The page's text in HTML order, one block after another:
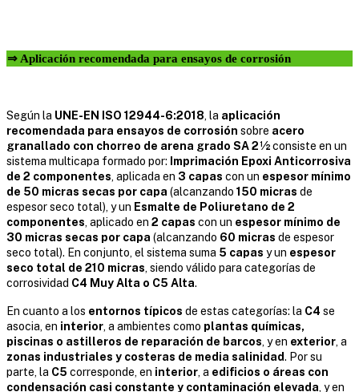
⇒ Aplicación recomendada para ensayos de corrosión
Según la UNE-EN ISO 12944-6:2018, la aplicación
recomendada para ensayos de corrosión sobre acero
granallado con chorreo de arena grado SA 2½consiste en un
sistema multicapa formado por: Imprimación Epoxi Anticorrosiva
de 2 componentes, aplicada en 3 capas con un espesor mínimo
de 50 micras secas por capa (alcanzando 150 micras de
espesor seco total), y un Esmalte de Poliuretano de 2
componentes, aplicado en 2 capas con un espesor mínimo de
30 micras secas por capa (alcanzando 60 micras de espesor
seco total). En conjunto, el sistema suma 5 capas y un espesor
seco total de 210 micras, siendo válido para categorías de
corrosividad C4 Muy Alta o C5 Alta.
En cuanto a los entornos típicos de estas categorías: la C4 se
asocia, en interior, a ambientes como plantas químicas,
piscinas o astilleros de reparación de barcos, y en exterior, a
zonas industriales y costeras de media salinidad. Por su
parte, la C5 corresponde, en interior, a edificios o áreas con
condensación casi constante y contaminación elevada, y en